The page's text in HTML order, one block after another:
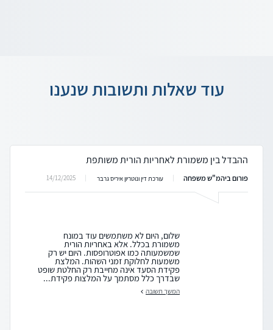
עוד שאלות ותשובות שנענו
ההבדל בין משמורת לאחריות הורית משותפת
פורום ביהמ"ש משפחה עורכת דין ונוטריון איריס גרבר 14/12/2025
שלום, היום לא משתמשים עוד במונח
משמורת בכלל. אלא באחריות הורית
שמשמעותה כמו אפוטרופסות. היום יש רק
משמעות לחלוקת זמני השהות. המלצת
פקידת הסעד אינה מחייבת רק החלטת שופט
שבדרך כלל מסתמך על המלצות פקידת...
המשך תשובה